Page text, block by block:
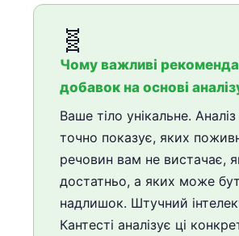
🧬
Чому важливі
добавок на основі
Ваше тіло унікальне. Аналіз
точно показує, яких
речовин вам не вистачає,
достатньо, а яких може
надлишок. Штучний
Кантесті аналізує ці